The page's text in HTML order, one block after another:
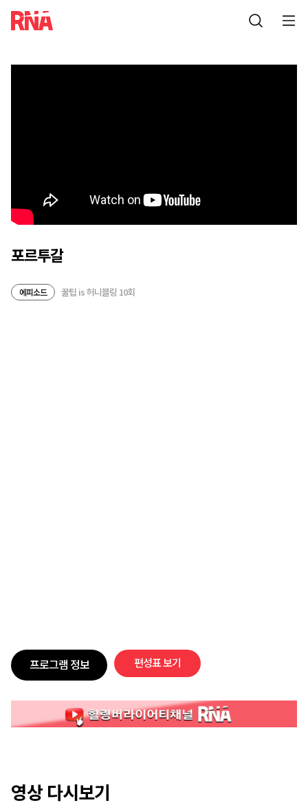
포르투갈
에피소드 꿀팁 is 허니블링 10회
프로그램 정보 편성표 보기
영상 다시보기